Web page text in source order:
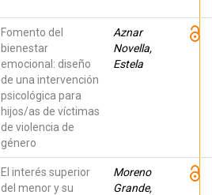
Fomento del
bienestar
emocional: diseño
de una intervención
psicológica para
hijos/as de víctimas
de violencia de
género
Aznar
Novella,
Estela
El interés superior
del menor y su
Moreno
Grande,